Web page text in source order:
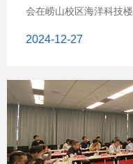
会在崂山校区海洋科技
锋、宋青、黄莺、金鑫
年工作先进个人”荣誉称
校100周年工作优秀学
建校100周年工作以来
任感、使命感全力以赴
2024-12-27